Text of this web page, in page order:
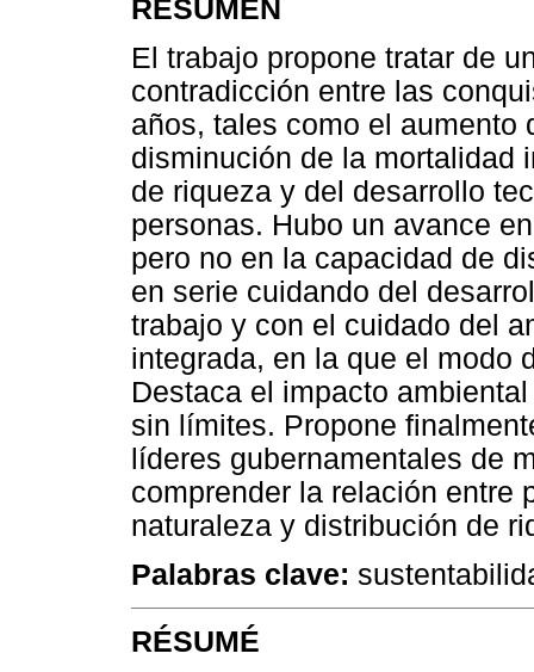
RESUMEN
El trabajo propone tratar de
contradicción entre las
años, tales como el aumento
disminución de la mortalidad
de riqueza y del desarrollo
personas. Hubo un avance
pero no en la capacidad de
en serie cuidando del
trabajo y con el cuidado del
integrada, en la que el modo
Destaca el impacto
sin límites. Propone
líderes gubernamentales de
comprender la relación entre
naturaleza y distribución de
Palabras clave:
RÉSUMÉ